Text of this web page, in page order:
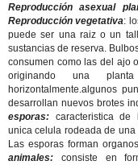
Reproducción asexual
Reproducción vegetativa:
puede ser una raiz o un
sustancias de reserva.
consumen como las del ajo
originando una
horizontalmente.algunos
desarrollan nuevos brotes
esporas: caracteristica de
unica celula rodeada de
Las esporas forman
animales: consiste en